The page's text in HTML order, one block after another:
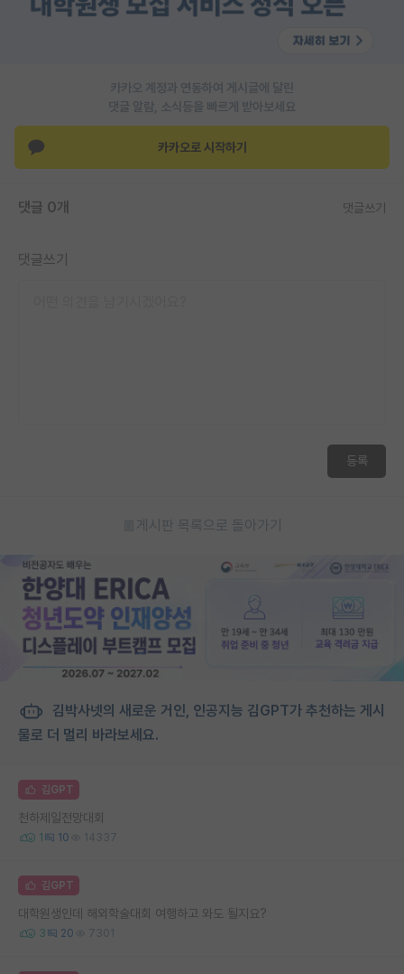
카카오 계정과 연동하여 게시글에 달린
댓글 알람, 소식등을 빠르게 받아보세요
카카오로 시작하기
댓글 0개 댓글쓰기
댓글쓰기
등록
게시판 목록으로 돌아가기
김박사넷의 새로운 거인, 인공지능 김GPT가 추천하는 게시
물로 더 멀리 바라보세요.
김GPT
천하제일전망대회
1 10 14337
김GPT
대학원생인데 해외학술대회 여행하고 와도 될지요?
3 20 7301